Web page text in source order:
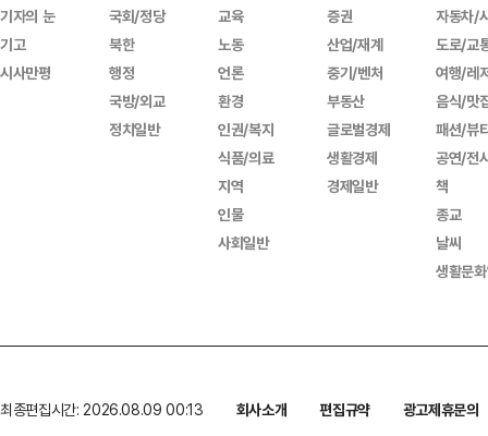
기자의 눈
기고
시사만평
국회/정당
북한
행정
국방/외교
정치일반
교육
노동
언론
환경
인권/복지
식품/의료
지역
인물
사회일반
증권
산업/재계
중기/벤처
부동산
글로벌경제
생활경제
경제일반
자동차/
도로/교
여행/레
음식/맛
패션/뷰
공연/전
책
종교
날씨
생활문
최종편집시간: 2026.08.09 00:13 회사소개 편집규약
광고제휴문의